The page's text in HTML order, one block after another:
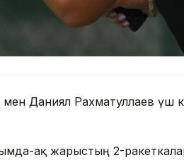
Даниял Рахматуллаев үш
ақ жарыстың 2-